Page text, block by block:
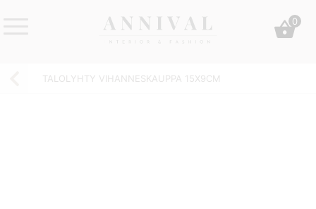
&
0
TALOLYHTY VIHANNESKAUPPA 15X9CM